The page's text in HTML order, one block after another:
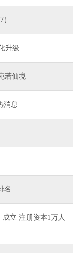
升级
若仙境
消息
名
立 注册资本1万人